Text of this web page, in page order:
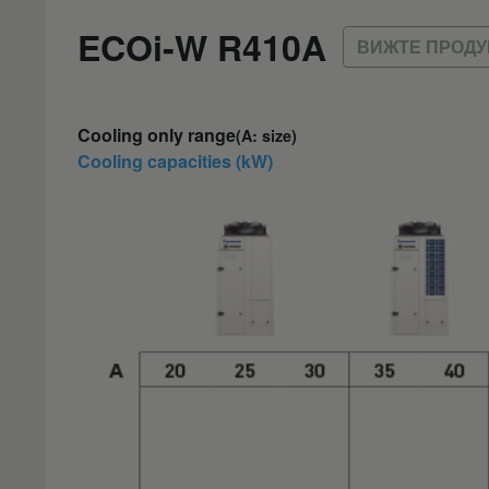
ECOi-W R410A ВИЖТЕ
Cooling only range(A: size)
Cooling capacities (kW)